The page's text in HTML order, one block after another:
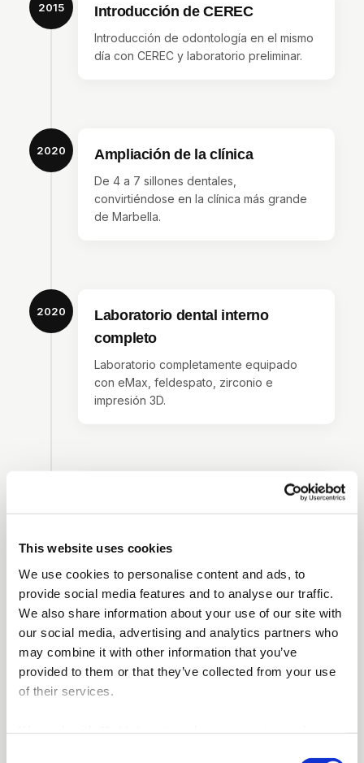
This website uses cookies
We use cookies to personalise content and ads, to
provide social media features and to analyse our traffic.
We also share information about your use of our site with
our social media, advertising and analytics partners who
may combine it with other information that you’ve
provided to them or that they’ve collected from your use
of their services.
22 third parties
2015 Introducción de CEREC
Introducción de odontología en el mismo
día con CEREC y laboratorio preliminar.
2020 Ampliación de la clínica
De 4 a 7 sillones dentales,
convirtiéndose en la clínica más grande
de Marbella.
2020
Laboratorio dental interno
completo
Laboratorio completamente equipado
con eMax, feldespato, zirconio e
impresión 3D.
Estudio de fotografía y vídeo
Creación de un estudio profesional
sonrisa y documentación.
2020
Ampliación de espacios de
Expansión a 5 oficinas para consultas y